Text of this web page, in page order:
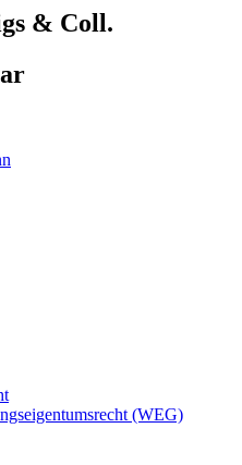
& Coll.
(WEG)